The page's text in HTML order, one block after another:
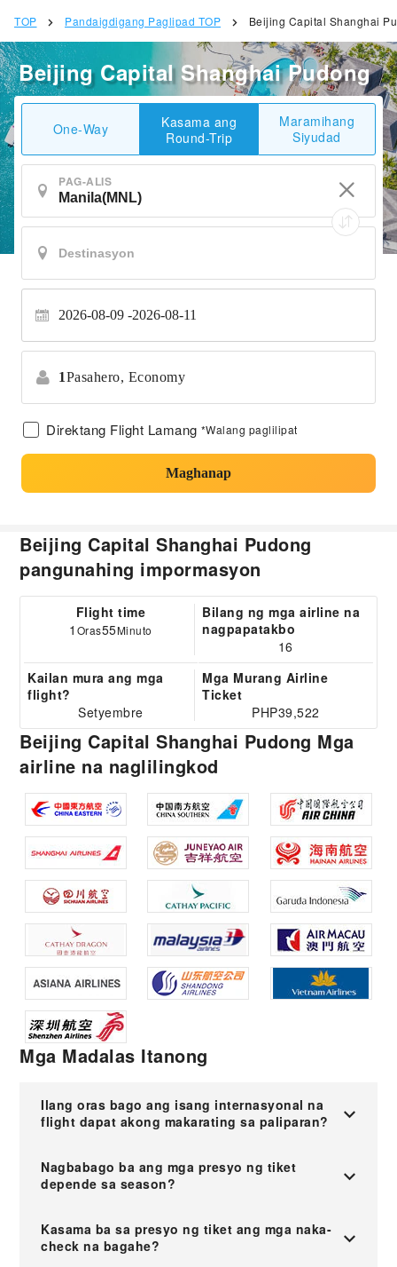
TOP Pandaigdigang Paglipad TOP Beijing Capital Shanghai
Beijing Capital Shanghai Pudong
One-Way
Kasama ang
Round-Trip
Maramihang
Siyudad
PAG-ALIS
2026-08-09 2026-08-11
1Pasahero, Economy
Direktang Flight Lamang *Walang paglilipat
Maghanap
Beijing Capital Shanghai Pudong
pangunahing impormasyon
Flight time
1 Oras55Minuto
Bilang ng mga airline na
nagpapatakbo
16
Kailan mura ang mga
flight?
Setyembre
Mga Murang Airline
Ticket
PHP39,522
Beijing Capital Shanghai Pudong Mga
airline na naglilingkod
Mga Madalas Itanong
Ilang oras bago ang isang internasyonal na
flight dapat akong makarating sa paliparan?
Nagbabago ba ang mga presyo ng tiket
depende sa season?
Kasama ba sa presyo ng tiket ang mga naka-
check na bagahe?